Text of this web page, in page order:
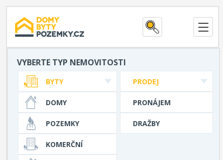
VYBERTE TYP NEMOVITOSTI
PRODEJ
PRONÁJEM
DRAŽBY
BYTY
DOMY
POZEMKY
KOMERČNÍ